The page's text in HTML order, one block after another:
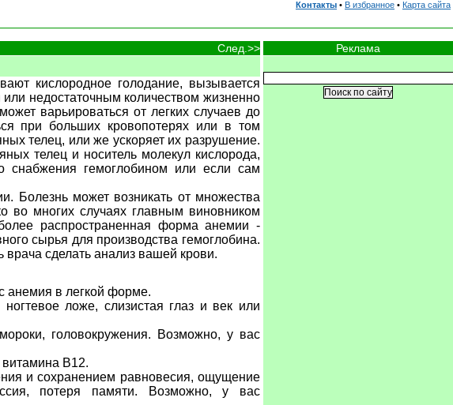
Контакты • В избранное • Карта сайта
След.>>
кислородное голодание, вызывается
недостаточным количеством жизненно
варьироваться от легких случаев до
при больших кровопотерях или в том
телец, или же ускоряет их разрушение.
телец и носитель молекул кислорода,
снабжения гемоглобином или если сам
Болезнь может возникать от множества
во многих случаях главным виновником
распространенная форма анемии -
сырья для производства гемоглобина.
врача сделать анализ вашей крови.
анемия в легкой форме.
ложе, слизистая глаз и век или
головокружения. Возможно, у вас
В12.
и сохранением равновесия, ощущение
потеря памяти. Возможно, у вас
Реклама